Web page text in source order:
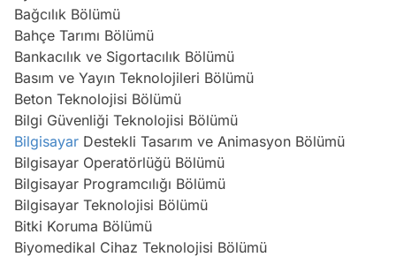
Bağcılık Bölümü
Bahçe Tarımı Bölümü
Bankacılık ve Sigortacılık Bölümü
Basım ve Yayın Teknolojileri Bölümü
Beton Teknolojisi Bölümü
Bilgi Güvenliği Teknolojisi Bölümü
Bilgisayar Destekli Tasarım ve Animasyon Bölümü
Bilgisayar Operatörlüğü Bölümü
Bilgisayar Programcılığı Bölümü
Bilgisayar Teknolojisi Bölümü
Bitki Koruma Bölümü
Biyomedikal Cihaz Teknolojisi Bölümü